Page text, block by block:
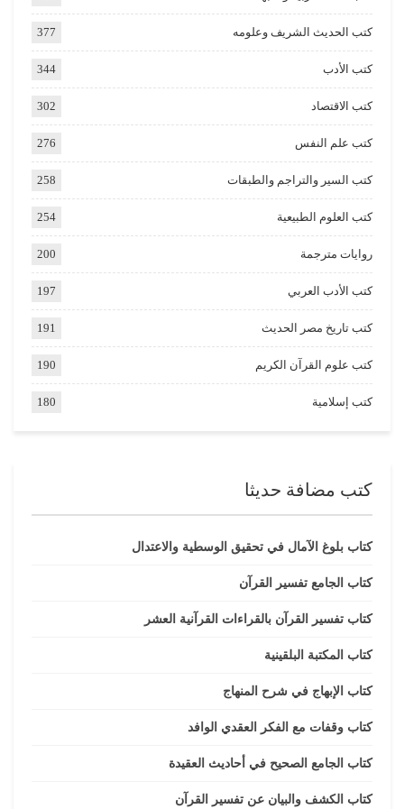
كتب الحديث الشريف وعلومه 377
كتب الأدب 344
كتب الاقتصاد 302
كتب علم النفس 276
كتب السير والتراجم والطبقات 258
كتب العلوم الطبيعية 254
روايات مترجمة 200
كتب الأدب العربي 197
كتب تاريخ مصر الحديث 191
كتب علوم القرآن الكريم 190
كتب إسلامية 180
كتب مضافة حديثا
كتاب بلوغ الآمال في تحقيق الوسطية والاعتدال
كتاب الجامع تفسير القرآن
كتاب تفسير القرآن بالقراءات القرآنية العشر
كتاب المكتبة البلقينية
كتاب الإبهاج في شرح المنهاج
كتاب وقفات مع الفكر العقدي الوافد
كتاب الجامع الصحيح في أحاديث العقيدة
كتاب الكشف والبيان عن تفسير القرآن